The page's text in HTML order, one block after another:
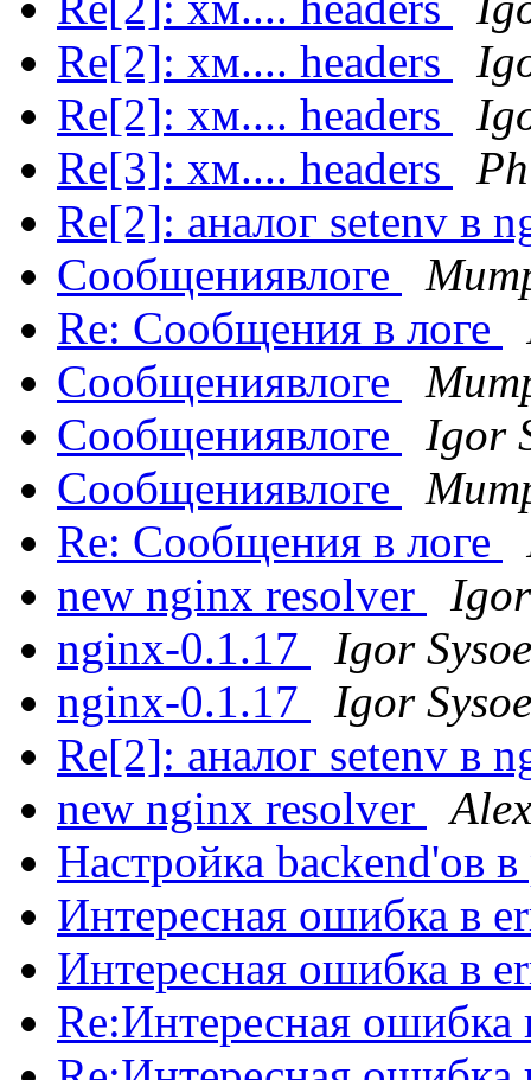
Re[2]: хм.... headers
Re[2]: хм.... headers
Re[3]: хм.... headers
Re[2]: аналог setenv в
Сообщениявлоге
Re: Сообщения в логе
Сообщениявлоге
Сообщениявлоге
Igor
Сообщениявлоге
Re: Сообщения в логе
new nginx resolver
nginx-0.1.17
Igor
nginx-0.1.17
Igor
Re[2]: аналог setenv в
new nginx resolver
Настройка backend'ов
Интересная ошибка в
Интересная ошибка в
Re:Интересная